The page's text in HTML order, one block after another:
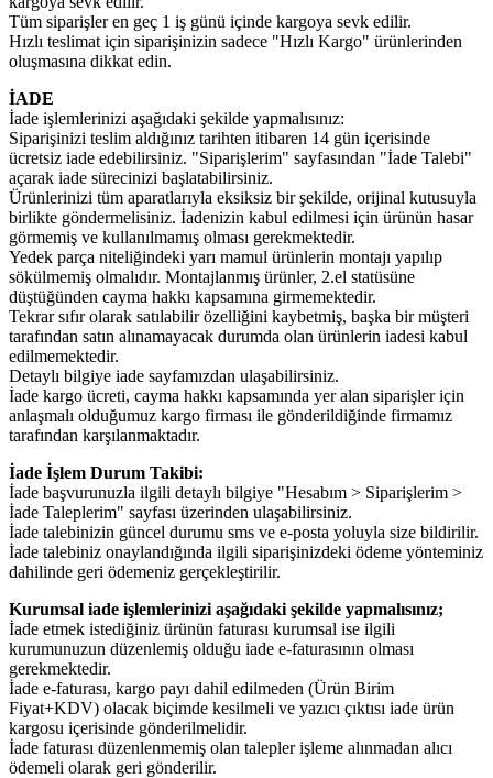
Tüm siparişler en geç 1 iş günü içinde kargoya sevk edilir.
Hızlı teslimat için siparişinizin sadece "Hızlı Kargo" ürünlerinden
oluşmasına dikkat edin.
İADE
İade işlemlerinizi aşağıdaki şekilde yapmalısınız:
Siparişinizi teslim aldığınız tarihten itibaren 14 gün içerisinde
ücretsiz iade edebilirsiniz. "Siparişlerim" sayfasından "İade Talebi"
açarak iade sürecinizi başlatabilirsiniz.
Ürünlerinizi tüm aparatlarıyla eksiksiz bir şekilde, orijinal kutusuyla
birlikte göndermelisiniz. İadenizin kabul edilmesi için ürünün hasar
görmemiş ve kullanılmamış olması gerekmektedir.
Yedek parça niteliğindeki yarı mamul ürünlerin montajı yapılıp
sökülmemiş olmalıdır. Montajlanmış ürünler, 2.el statüsüne
düştüğünden cayma hakkı kapsamına girmemektedir.
Tekrar sıfır olarak satılabilir özelliğini kaybetmiş, başka bir müşteri
tarafından satın alınamayacak durumda olan ürünlerin iadesi kabul
edilmemektedir.
Detaylı bilgiye iade sayfamızdan ulaşabilirsiniz.
İade kargo ücreti, cayma hakkı kapsamında yer alan siparişler için
anlaşmalı olduğumuz kargo firması ile gönderildiğinde firmamız
tarafından karşılanmaktadır.
İade İşlem Durum Takibi:
İade başvurunuzla ilgili detaylı bilgiye "Hesabım > Siparişlerim >
İade Taleplerim" sayfası üzerinden ulaşabilirsiniz.
İade talebinizin güncel durumu sms ve e-posta yoluyla size bildirilir.
İade talebiniz onaylandığında ilgili siparişinizdeki ödeme yönteminiz
dahilinde geri ödemeniz gerçekleştirilir.
Kurumsal iade işlemlerinizi aşağıdaki şekilde yapmalısınız;
İade etmek istediğiniz ürünün faturası kurumsal ise ilgili
kurumunuzun düzenlemiş olduğu iade e-faturasının olması
gerekmektedir.
İade e-faturası, kargo payı dahil edilmeden (Ürün Birim
Fiyat+KDV) olacak biçimde kesilmeli ve yazıcı çıktısı iade ürün
kargosu içerisinde gönderilmelidir.
İade faturası düzenlenmemiş olan talepler işleme alınmadan alıcı
ödemeli olarak geri gönderilir.